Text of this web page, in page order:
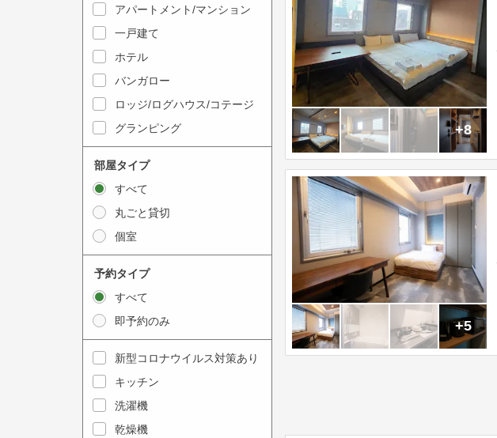
t
o
t
e
a
c
t
w
i
t
h
c
a
l
k
t
o
n
t
e
r
a
c
w
i
t
h
t
h
c
アパートメント/マンション
一戸建て
ホテル
バンガロー
ロッジ/ログハウス/コテージ
グランピング
部屋タイプ
すべて
丸ごと貸切
個室
予約タイプ
すべて
即予約のみ
新型コロナウイルス対策あり
キッチン
洗濯機
乾燥機
+8
+5